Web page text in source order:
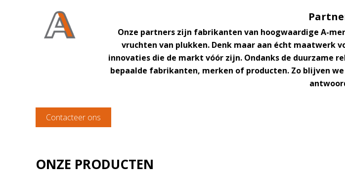
Onze partners zijn fabrikanten van hoogwaardige A-
vruchten van plukken. Denk maar aan écht
innovaties die de markt vóór zijn. Ondanks de duurzame
bepaalde fabrikanten, merken of producten. Zo blijven
Contacteer ons
ONZE PRODUCTEN